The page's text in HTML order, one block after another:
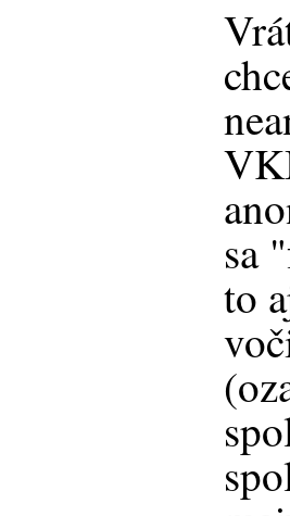
sa
to